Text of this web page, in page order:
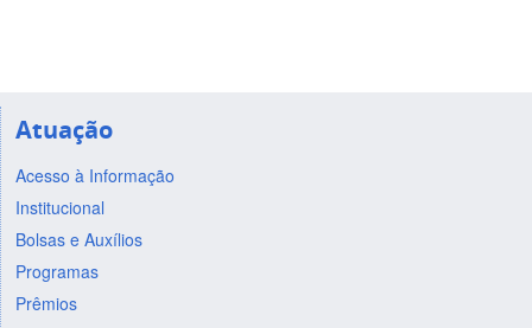
Atuação
Acesso à Informação
Institucional
Bolsas e Auxílios
Programas
Prêmios